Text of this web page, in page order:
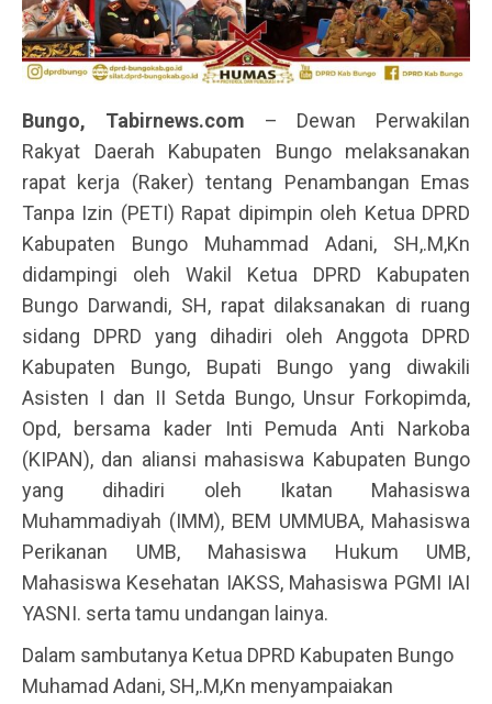
Bungo, Tabirnews.com – Dewan Perwakilan
Rakyat Daerah Kabupaten Bungo melaksanakan
rapat kerja (Raker) tentang Penambangan Emas
Tanpa Izin (PETI) Rapat dipimpin oleh Ketua DPRD
Kabupaten Bungo Muhammad Adani, SH,.M,Kn
didampingi oleh Wakil Ketua DPRD Kabupaten
Bungo Darwandi, SH, rapat dilaksanakan di ruang
sidang DPRD yang dihadiri oleh Anggota DPRD
Kabupaten Bungo, Bupati Bungo yang diwakili
Asisten I dan II Setda Bungo, Unsur Forkopimda,
Opd, bersama kader Inti Pemuda Anti Narkoba
(KIPAN), dan aliansi mahasiswa Kabupaten Bungo
yang dihadiri oleh Ikatan Mahasiswa
Muhammadiyah (IMM), BEM UMMUBA, Mahasiswa
Perikanan UMB, Mahasiswa Hukum UMB,
Mahasiswa Kesehatan IAKSS, Mahasiswa PGMI IAI
YASNI. serta tamu undangan lainya.
Dalam sambutanya Ketua DPRD Kabupaten Bungo
Muhamad Adani, SH,.M,Kn menyampaiakan